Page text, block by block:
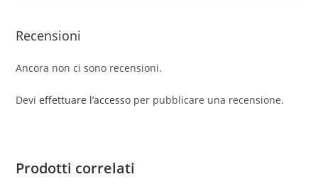
Recensioni
Ancora non ci sono recensioni.
Devieffettuare l’accesso per pubblicare una recensione.
Prodotti correlati